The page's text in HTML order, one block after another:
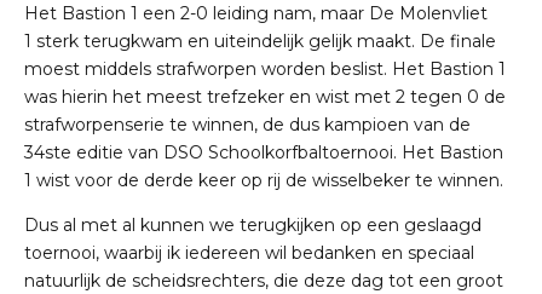
Het Bastion 1 een 2-0 leiding nam, maar De Molenvliet
1 sterk terugkwam en uiteindelijk gelijk maakt. De finale
moest middels strafworpen worden beslist. Het Bastion 1
was hierin het meest trefzeker en wist met 2 tegen 0 de
strafworpenserie te winnen, de dus kampioen van de
34ste editie van DSO Schoolkorfbaltoernooi. Het Bastion
1 wist voor de derde keer op rij de wisselbeker te winnen.
Dus al met al kunnen we terugkijken op een geslaagd
toernooi, waarbij ik iedereen wil bedanken en speciaal
natuurlijk de scheidsrechters, die deze dag tot een groot